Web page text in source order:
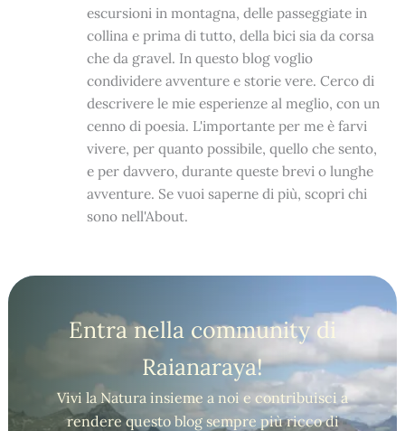
escursioni in montagna, delle passeggiate in
collina e prima di tutto, della bici sia da corsa
che da gravel. In questo blog voglio
condividere avventure e storie vere. Cerco di
descrivere le mie esperienze al meglio, con un
cenno di poesia. L'importante per me è farvi
vivere, per quanto possibile, quello che sento,
e per davvero, durante queste brevi o lunghe
avventure. Se vuoi saperne di più, scopri chi
sono nell'About.
Entra nella community di
Raianaraya!
Vivi la Natura insieme a noi e contribuisci a
rendere questo blog sempre più ricco di